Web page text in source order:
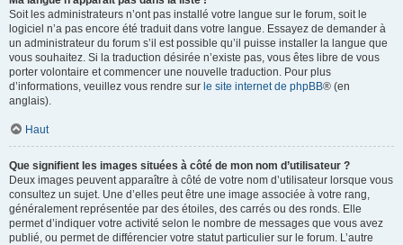
Soit les administrateurs n’ont pas installé votre langue sur le forum, soit le
logiciel n’a pas encore été traduit dans votre langue. Essayez de demander à
un administrateur du forum s’il est possible qu’il puisse installer la langue que
vous souhaitez. Si la traduction désirée n’existe pas, vous êtes libre de vous
porter volontaire et commencer une nouvelle traduction. Pour plus
d’informations, veuillez vous rendre sur le site internet de phpBB® (en
anglais).
Haut
Que signifient les images situées à côté de mon nom d’utilisateur ?
Deux images peuvent apparaître à côté de votre nom d’utilisateur lorsque vous
consultez un sujet. Une d’elles peut être une image associée à votre rang,
généralement représentée par des étoiles, des carrés ou des ronds. Elle
permet d’indiquer votre activité selon le nombre de messages que vous avez
publié, ou permet de différencier votre statut particulier sur le forum. L’autre